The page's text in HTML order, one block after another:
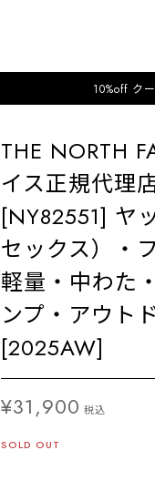
10%off クーポン発行中
THE NORTH
イス正規代理
[NY82551] ヤ
セックス）・
軽量・中わた
ンプ・アウト
[2025AW]
¥31,900 税込
SOLD OUT